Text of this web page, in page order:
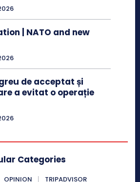
| NATO and new
de acceptat și
a evitat o operație
Categories
OPINION TRIPADVISOR